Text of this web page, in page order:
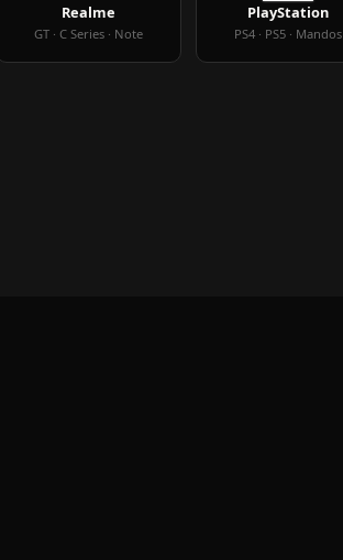
Realme
GT · C Series · Note
PlayStation
PS4 · PS5 · Mandos